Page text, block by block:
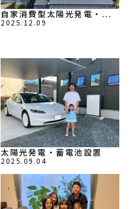
自家消費型太陽光発電・...
2025.12.09
太陽光発電・蓄電池設置
2025.09.04